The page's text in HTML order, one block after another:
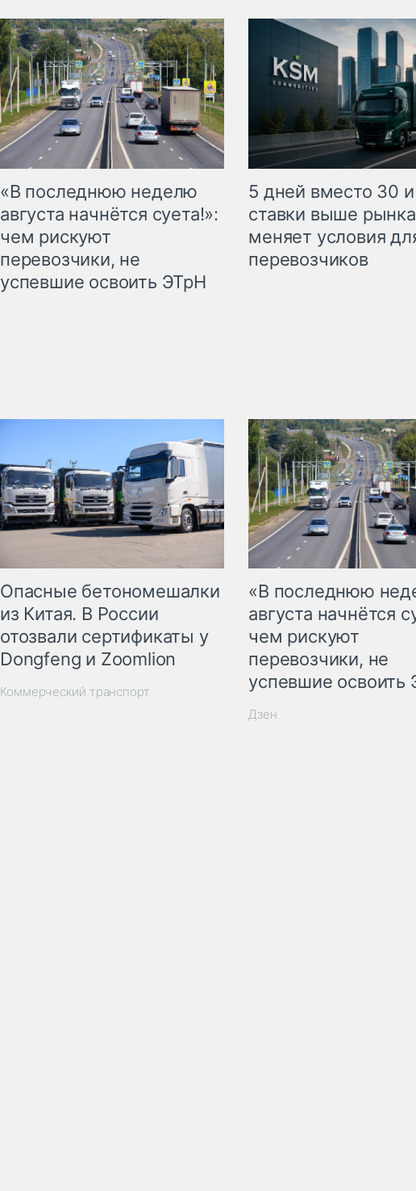
«В последнюю неделю
августа начнётся суета!»:
чем рискуют
перевозчики, не
успевшие освоить ЭТрН
5 дней вместо 30 и
ставки выше
меняет условия
перевозчиков
Опасные бетономешалки
из Китая. В России
отозвали сертификаты у
Dongfeng и Zoomlion
Коммерческий транспорт
«В последнюю
августа начнётся
чем рискуют
перевозчики, не
успевшие освоить
Дзен